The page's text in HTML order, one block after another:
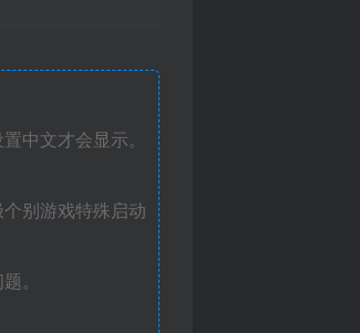
中文才会显示。
别游戏特殊启动
。